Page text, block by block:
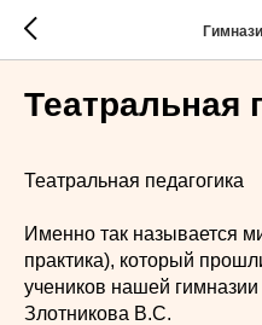
Театральная
Театральная педагогика
Именно так называется
практика), который
учеников нашей
Злотникова В.С.